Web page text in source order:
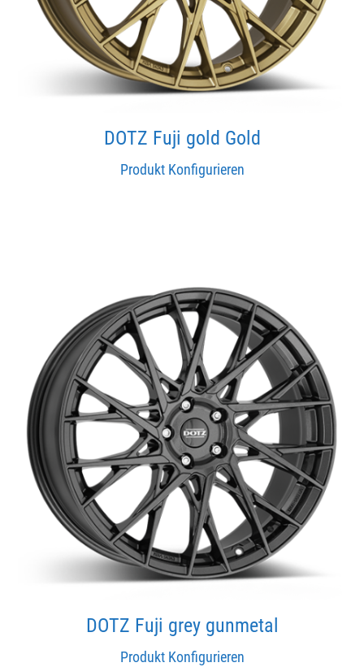
DOTZ Fuji gold Gold
Produkt Konfigurieren
DOTZ Fuji grey gunmetal
Produkt Konfigurieren